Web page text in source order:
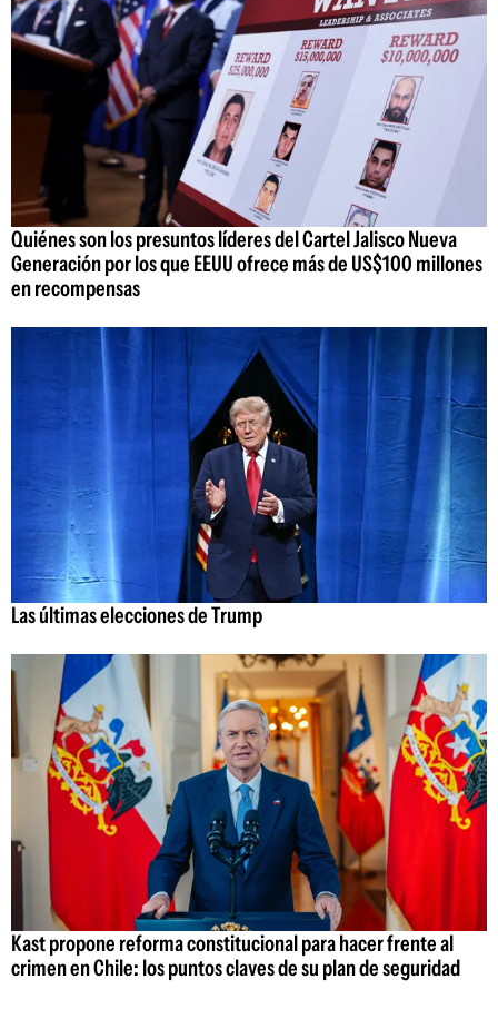
Quiénes son los presuntos líderes del Cartel Jalisco Nueva
Generación por los que EEUU ofrece más de US$100 millones
en recompensas
Las últimas elecciones de Trump
Kast propone reforma constitucional para hacer frente al
crimen en Chile: los puntos claves de su plan de seguridad